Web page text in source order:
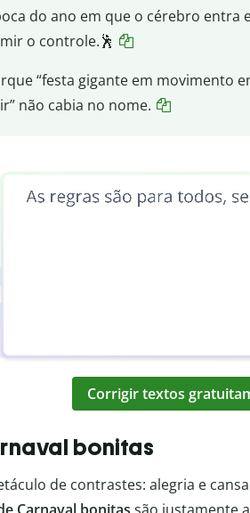
do ano em que o cérebro entra
o controle.🕺
“festa gigante em movimento
não cabia no nome.
Corrigir textos
bonitas
de contrastes: alegria e